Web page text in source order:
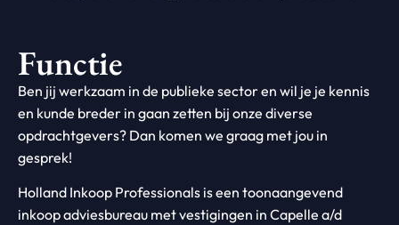
Functie
Ben jij werkzaam in de publieke sector en wil je je kennis
en kunde breder in gaan zetten bij onze diverse
opdrachtgevers? Dan komen we graag met jou in
gesprek!
Holland Inkoop Professionals is een toonaangevend
inkoop adviesbureau met vestigingen in Capelle a/d